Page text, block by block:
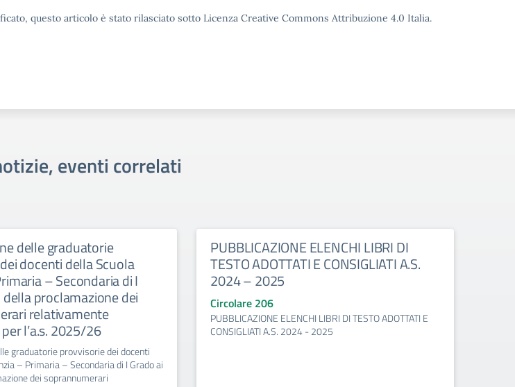
questo articolo è stato rilasciato sotto Licenza Creative Commons Attribuzione 4.0 Italia.
eventi correlati
delle graduatorie
docenti della Scuola
– Secondaria di I
della proclamazione dei
relativamente
l’a.s. 2025/26
graduatorie provvisorie dei docenti
– Primaria – Secondaria di I Grado ai
dei soprannumerari
PUBBLICAZIONE ELENCHI LIBRI DI
TESTO ADOTTATI E CONSIGLIATI A.S.
2024 – 2025
Circolare 206
PUBBLICAZIONE ELENCHI LIBRI DI TESTO ADOTTATI E
CONSIGLIATI A.S. 2024 - 2025